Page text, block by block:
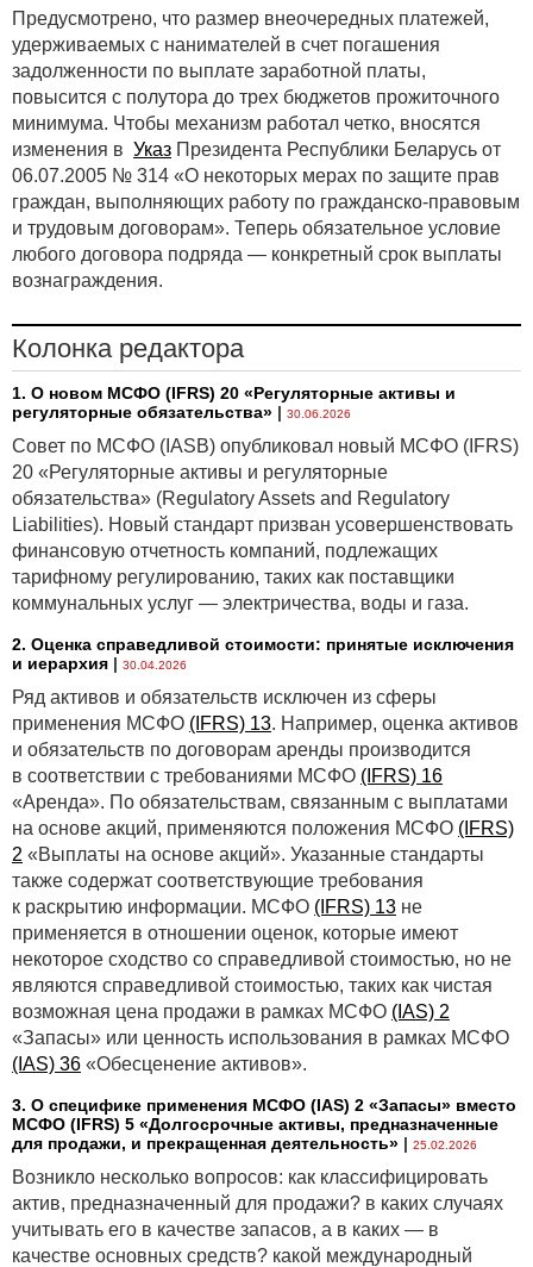
Размер страховых выплат уменьшат на 50 %. В
таком случае работодателю больше не надо будет
определять в акте о несчастном случае конкретный
процент вины работника, а Белгосстраху
рассчитывать пропорционально этому проценту
страховые выплаты. Наниматель также не должен
больше указывать в акте степень вины умершего
работника.
Скорректирован подход к определению размера
страховых взносов работодателя в Белгосстрах. В
частности, изменятся коэффициенты надбавок
к страховому тарифу, исходя из класса
профессионального риска работодателя. Так,
максимальный возможный коэффициент надбавки
увеличен с 1,5 до 2.
Уменьшен с 10 до 2 БВ размер штрафа за
нарушение работодателем срока регистрации
в Белгосстрахе. Штраф за первое нарушение —
непредставление или несвоевременное
представление работодателем отчета о средствах
по обязательному страхованию от несчастных
случаев на производстве и профессиональных
заболеваний — составит 2 БВ вместо 10 БВ. За
повторное такое нарушение в течение 5 лет штраф
будет 10 БВ.
«Автогражданка»: новое в ОСАГО, «синих
картах» и европротоколе
Возрастут лимиты ответственности по
обязательному страхованию гражданской
ответственности владельцев транспортных средств.
Лимит ответственности — это сумма, в пределах
которой страховая компания обязана произвести
страховую выплату за вред от ДТП. Теперь они
будут в базовых величинах, а не в евро:
§ 1 150 БВ (48 300 бел. руб.) — за вред жизни или
здоровью потерпевшего. Из них не более 460 БВ (19
320 бел. руб.) идет на возмещение расходов по
погребению потерпевшего;
§ 1 150 БВ — за вред имуществу потерпевших;
§ 1 150 БВ — за вред транспортному средству,
застрахованному по договору комплексного
внутреннего страхования.
Сейчас это соответственно 10 000 евро и 4 000 евро.
На 21.03.2025 это 33 900 и 13 560 бел. руб. Размеры
Предусмотрено, что размер внеочередных платежей,
удерживаемых с нанимателей в счет погашения
задолженности по выплате заработной платы,
повысится с полутора до трех бюджетов прожиточного
минимума. Чтобы механизм работал четко, вносятся
изменения в Указ Президента Республики Беларусь от
06.07.2005 № 314 «О некоторых мерах по защите прав
граждан, выполняющих работу по гражданско-правовым
и трудовым договорам». Теперь обязательное условие
любого договора подряда — конкретный срок выплаты
вознаграждения.
Колонка редактора
1. О новом МСФО (IFRS) 20 «Регуляторные активы и
регуляторные обязательства» | 30.06.2026
Совет по МСФО (IASB) опубликовал новый МСФО (IFRS)
20 «Регуляторные активы и регуляторные
обязательства» (Regulatory Assets and Regulatory
Liabilities). Новый стандарт призван усовершенствовать
финансовую отчетность компаний, подлежащих
тарифному регулированию, таких как поставщики
коммунальных услуг — электричества, воды и газа.
2. Оценка справедливой стоимости: принятые исключения
и иерархия | 30.04.2026
Ряд активов и обязательств исключен из сферы
применения МСФО (IFRS) 13. Например, оценка активов
и обязательств по договорам аренды производится
в соответствии с требованиями МСФО (IFRS) 16
«Аренда». По обязательствам, связанным с выплатами
на основе акций, применяются положения МСФО (IFRS)
2 «Выплаты на основе акций». Указанные стандарты
также содержат соответствующие требования
к раскрытию информации. МСФО (IFRS) 13 не
применяется в отношении оценок, которые имеют
некоторое сходство со справедливой стоимостью, но не
являются справедливой стоимостью, таких как чистая
возможная цена продажи в рамках МСФО (IAS) 2
«Запасы» или ценность использования в рамках МСФО
(IAS) 36 «Обесценение активов».
3. О специфике применения МСФО (IАS) 2 «Запасы» вместо
МСФО (IFRS) 5 «Долгосрочные активы, предназначенные
для продажи, и прекращенная деятельность» | 25.02.2026
Возникло несколько вопросов: как классифицировать
актив, предназначенный для продажи? в каких случаях
учитывать его в качестве запасов, а в каких — в
качестве основных средств? какой международный